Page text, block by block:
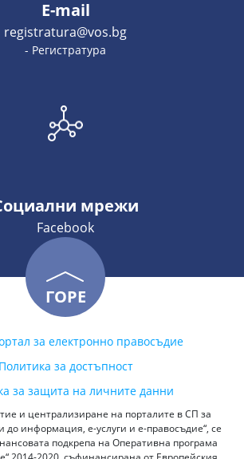
E-mail
registratura@vos.bg
- Регистратура
мрежи
Facebook
ГОРЕ
за електронно правосъдие
Политика за достъпност
за защита на личните данни
и централизиране на порталите в СП за
до информация, е-услуги и е-правосъдие“, се
подкрепа на Оперативна програма